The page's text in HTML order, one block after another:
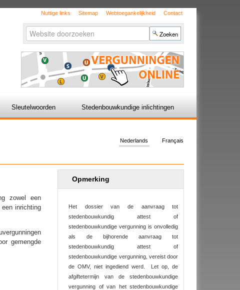
Nuttige links Sitemap Webtoegankelijkheid Contact
Zoek
zoeken...
Sleutelwoorden Stedenbouwkundige inlichtingen
Français
Nederlands
zowel een
inrichting
gemengde
Opmerking
Het dossier van de aanvraag tot
stedenbouwkundig attest of
stedenbouwkundige vergunning is onvolledig
als de bijhorende aanvraag tot
stedenbouwkundig attest of
stedenbouwkundige vergunning, vereist door
de OMV, niet ingediend werd. Let op, de
afgiftetermijn van de stedenbouwkundige
vergunning of van het stedenbouwkundige